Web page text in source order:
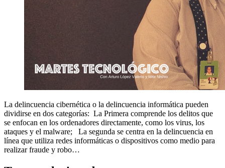
La delincuencia cibernética o la delincuencia informática pueden
dividirse en dos categorías: La Primera comprende los delitos que
se enfocan en los ordenadores directamente, como los virus, los
ataques y el malware; La segunda se centra en la delincuencia en
línea que utiliza redes informáticas o dispositivos como medio para
realizar fraude y robo…